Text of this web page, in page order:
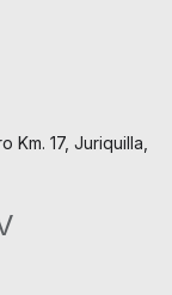
Km. 17, Juriquilla,